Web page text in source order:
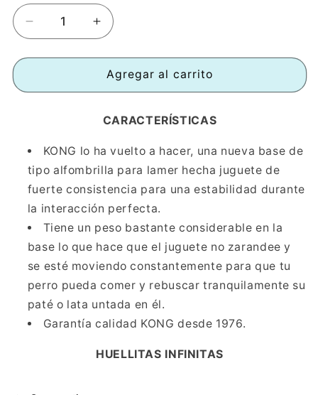
Reducir
cantidad
para
LICKS
Juguete
para
lamer.
Entretenimiento
asegurado.
Aumentar
cantidad
para
KONG
LICKS
M/L
Juguete
para
lamer.
Entretenimiento
asegurado.
Agregar al carrito
CARACTERÍSTICAS
KONG lo ha vuelto a hacer, una nueva base de
tipo alfombrilla para lamer hecha juguete de
fuerte consistencia para una estabilidad durante
la interacción perfecta.
Tiene un peso bastante considerable en la
base lo que hace que el juguete no zarandee y
se esté moviendo constantemente para que tu
perro pueda comer y rebuscar tranquilamente su
paté o lata untada en él.
Garantía calidad KONG desde 1976.
HUELLITAS INFINITAS